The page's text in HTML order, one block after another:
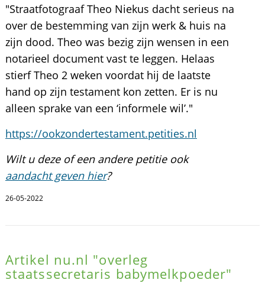
"Straatfotograaf Theo Niekus dacht serieus na
over de bestemming van zijn werk & huis na
zijn dood. Theo was bezig zijn wensen in een
notarieel document vast te leggen. Helaas
stierf Theo 2 weken voordat hij de laatste
hand op zijn testament kon zetten. Er is nu
alleen sprake van een ‘informele wil’."
https://ookzondertestament.petities.nl
Wilt u deze of een andere petitie ook
aandacht geven hier?
26-05-2022
Artikel nu.nl "overleg
staatssecretaris babymelkpoeder"